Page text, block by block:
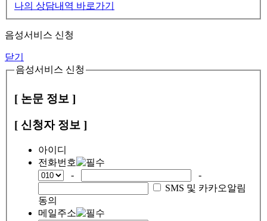
나의 상담내역 바로가기
음성서비스 신청
닫기
음성서비스 신청
[ 논문 정보 ]
[ 신청자 정보 ]
아이디
전화번호
-
-
SMS 및 카카오알림
동의
메일주소